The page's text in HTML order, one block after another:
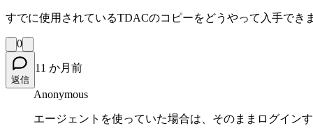
すでに使用されているTDACのコピーをどうやって入手でき
0
返信
11 か月前
Anonymous
エージェントを使っていた場合は、そのままログイン